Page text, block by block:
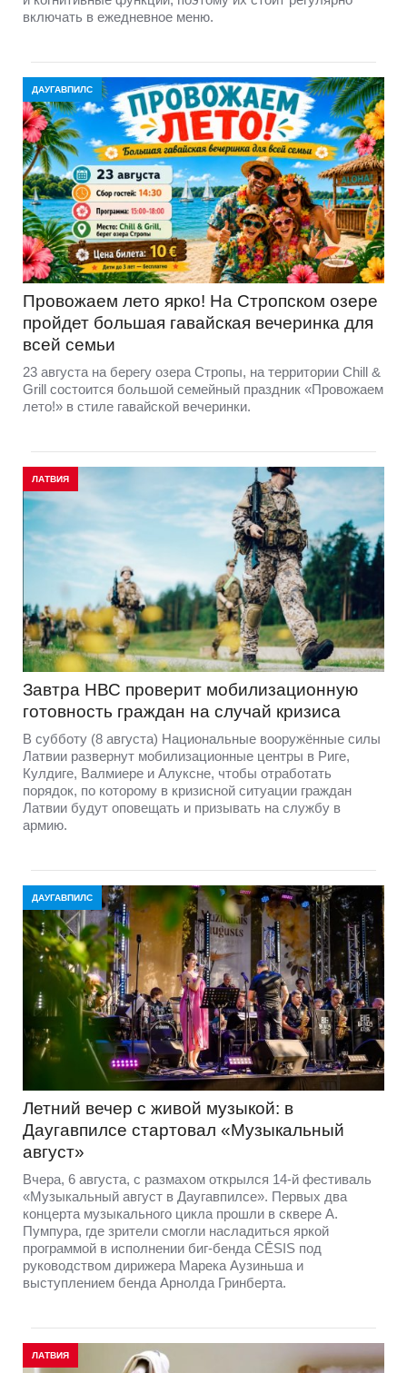
включать в ежедневное меню.
ДАУГАВПИЛС
Провожаем лето ярко! На Стропском озере
пройдет большая гавайская вечеринка для
всей семьи
23 августа на берегу озера Стропы, на территории Chill &
Grill состоится большой семейный праздник «Провожаем
лето!» в стиле гавайской вечеринки.
ЛАТВИЯ
Завтра НВС проверит мобилизационную
готовность граждан на случай кризиса
В субботу (8 августа) Национальные вооружённые силы
Латвии развернут мобилизационные центры в Риге,
Кулдиге, Валмиере и Алуксне, чтобы отработать
порядок, по которому в кризисной ситуации граждан
Латвии будут оповещать и призывать на службу в
армию.
ДАУГАВПИЛС
Летний вечер с живой музыкой: в
Даугавпилсе стартовал «Музыкальный
август»
Вчера, 6 августа, с размахом открылся 14-й фестиваль
«Музыкальный август в Даугавпилсе». Первых два
концерта музыкального цикла прошли в сквере А.
Пумпура, где зрители смогли насладиться яркой
программой в исполнении биг-бенда CĒSIS под
руководством дирижера Марека Аузиньша и
выступлением бенда Арнолда Гринберта.
ЛАТВИЯ